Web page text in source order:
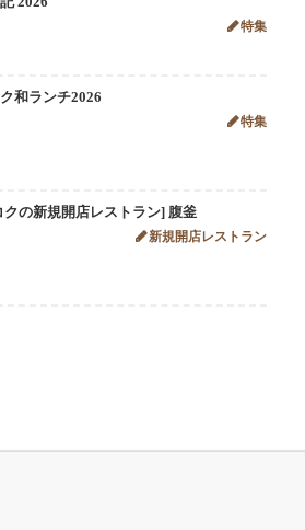
特集
和ランチ2026
特集
クの新規開店レストラン] 腹釜
新規開店レストラン